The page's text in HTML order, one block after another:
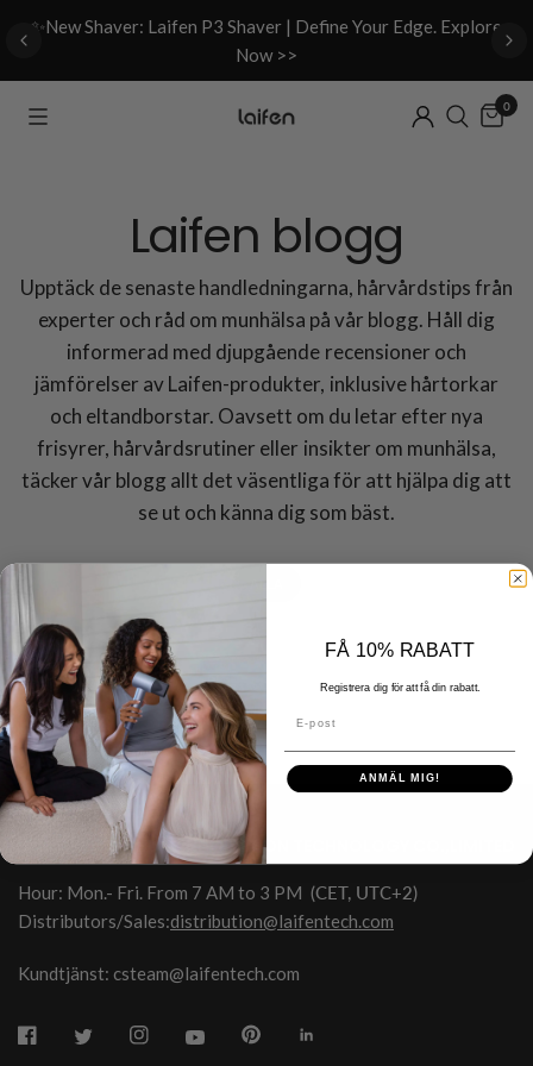
✨New Shaver: Laifen P3 Shaver | Define Your Edge. Explore
Now >>
0
Laifen blogg
Upptäck de senaste handledningarna, hårvårdstips från
experter och råd om munhälsa på vår blogg. Håll dig
informerad med djupgående recensioner och
jämförelser av Laifen-produkter, inklusive hårtorkar
och eltandborstar. Oavsett om du letar efter nya
frisyrer, hårvårdsrutiner eller insikter om munhälsa,
täcker vår blogg allt det väsentliga för att hjälpa dig att
se ut och känna dig som bäst.
HONGKONG SHUYE INNOVATION TECHNOLOGY CO.,LIMITED
Hour: Mon.- Fri. From 7 AM to 3 PM (CET, UTC+2)
Distributors/Sales:distribution@laifentech.com
Kundtjänst: csteam@laifentech.com
FÅ 10% RABATT
Registrera dig för att få din rabatt.
ANMÄL MIG!